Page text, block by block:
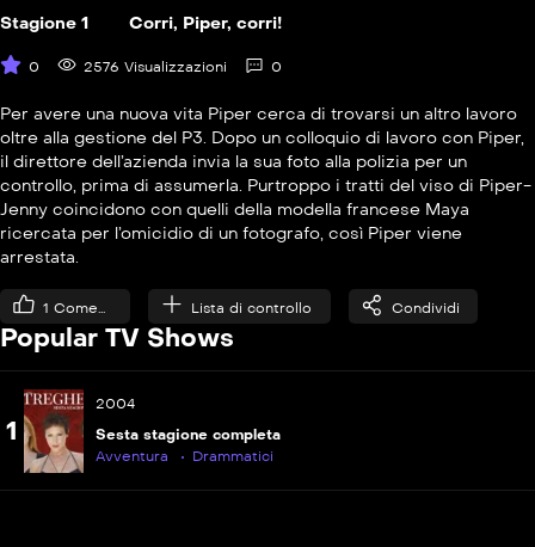
S08E09
Hulkus Pocus
S08E10
Patto con il destino
S08E11
Mr. &#038; Mrs. Witch
S08E12
Ostaggi
Stagione 1 Corri, Piper, corri!
0 2576 Visualizzazioni 0
Per avere una nuova vita Piper cerca di trovarsi un altro lavoro
oltre alla gestione del P3. Dopo un colloquio di lavoro con Piper,
il direttore dell’azienda invia la sua foto alla polizia per un
controllo, prima di assumerla. Purtroppo i tratti del viso di Piper-
Jenny coincidono con quelli della modella francese Maya
ricercata per l’omicidio di un fotografo, così Piper viene
arrestata.
1 Come... Lista di controllo Condividi
Popular TV Shows
1
2004
Sesta stagione completa
Avventura
Drammatici